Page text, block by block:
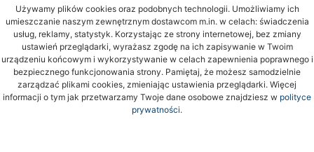
Używamy plików cookies oraz podobnych technologii. Umożliwiamy ich
umieszczanie naszym zewnętrznym dostawcom m.in. w celach: świadczenia
usług, reklamy, statystyk. Korzystając ze strony internetowej, bez zmiany
ustawień przeglądarki, wyrażasz zgodę na ich zapisywanie w Twoim
urządzeniu końcowym i wykorzystywanie w celach zapewnienia poprawnego i
bezpiecznego funkcjonowania strony. Pamiętaj, że możesz samodzielnie
zarządzać plikami cookies, zmieniając ustawienia przeglądarki. Więcej
informacji o tym jak przetwarzamy Twoje dane osobowe znajdziesz w polityce
prywatności.